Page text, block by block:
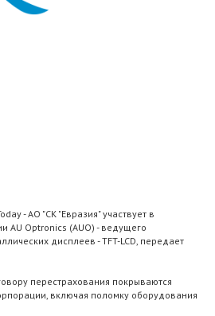
- АО "СК "Евразия" участвует в
AU Optronics (AUO) - ведущего
дисплеев - TFT-LCD, передает
перестрахования покрываются
включая поломку оборудования